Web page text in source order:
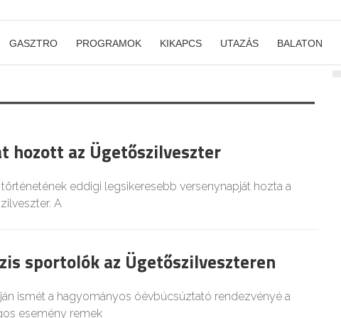
GASZTRO PROGRAMOK KIKAPCS UTAZÁS BALATON
hozott az Ügetőszilveszter
eddigi legsikeresebb versenynapját hozta a
A
sportolók az Ügetőszilveszteren
ismét a hagyományos óévbúcsúztató rendezvényé a
esemény remek